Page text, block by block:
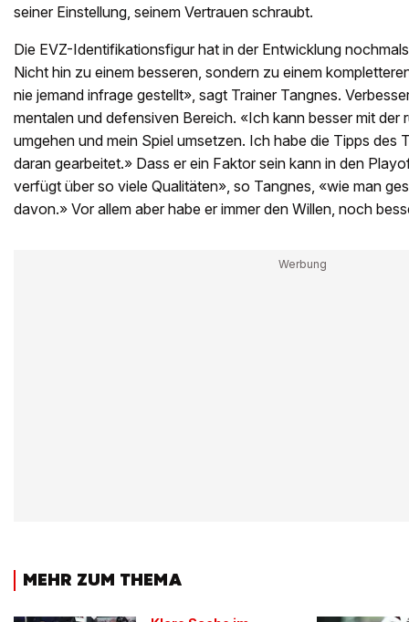
seiner Einstellung, seinem Vertrauen schraubt.
Die EVZ-Identifikationsfigur hat in der Entwicklung
Nicht hin zu einem besseren, sondern zu einem
nie jemand infrage gestellt», sagt Trainer Tangnes.
mentalen und defensiven Bereich. «Ich kann besser mit der
umgehen und mein Spiel umsetzen. Ich habe die Tipps des
daran gearbeitet.» Dass er ein Faktor sein kann in den
verfügt über so viele Qualitäten», so Tangnes, «wie man
davon.» Vor allem aber habe er immer den Willen, noch
MEHR ZUM THEMA